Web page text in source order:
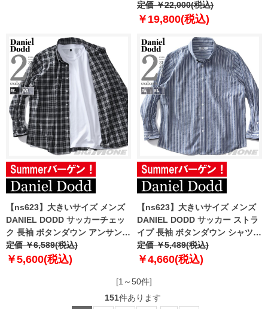
ツ PLID SHIRTS USA直輸入
nh8lr02a
定価 ￥22,000(税込)
￥19,800(税込)
【ns623】大きいサイズ メンズ
DANIEL DODD サッカーチェッ
ク 長袖 ボタンダウン アンサンブ
ル シャツ 715-sh250103
定価 ￥6,589(税込)
￥5,600(税込)
【ns623】大きいサイズ メンズ
DANIEL DODD サッカー ストラ
イプ 長袖 ボタンダウン シャツ
715-sh250104
定価 ￥5,489(税込)
￥4,660(税込)
[1～50件]
151件あります